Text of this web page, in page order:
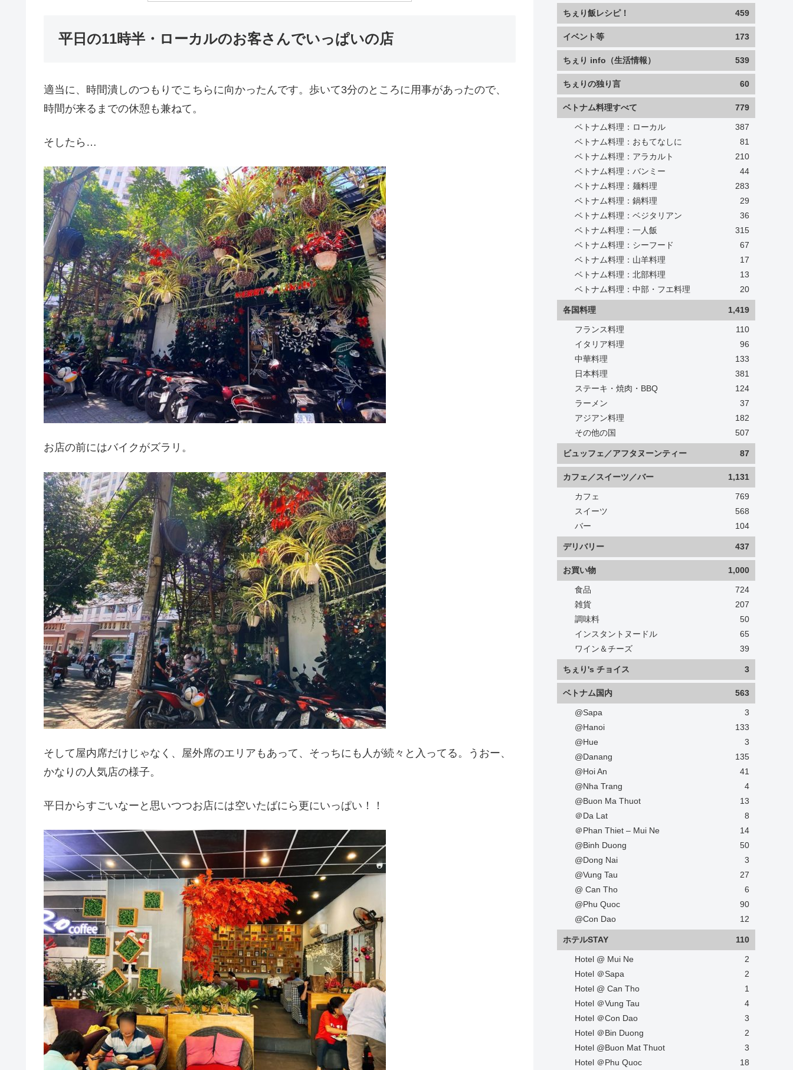
平日の11時半・ローカルのお客さんでいっぱいの店
適当に、時間潰しのつもりでこちらに向かったんです。歩いて3分のところに用事があったので、
時間が来るまでの休憩も兼ねて。
そしたら…
お店の前にはバイクがズラリ。
そして屋内席だけじゃなく、屋外席のエリアもあって、そっちにも人が続々と入ってる。うおー、
かなりの人気店の様子。
平日からすごいなーと思いつつお店には空いたばにら更にいっぱい！！
ちぇり飯レシピ！ 459
イベント等 173
ちぇり info（生活情報） 539
ちぇりの独り言 60
ベトナム料理すべて 779
ベトナム料理：ローカル
387
ベトナム料理：おもてなしに
81
ベトナム料理：アラカルト
210
ベトナム料理：バンミー
44
ベトナム料理：麺料理
283
ベトナム料理：鍋料理
29
ベトナム料理：ベジタリアン
36
ベトナム料理：一人飯
315
ベトナム料理：シーフード
67
ベトナム料理：山羊料理
17
ベトナム料理：北部料理
13
ベトナム料理：中部・フエ料理
20
各国料理 1,419
フランス料理
110
イタリア料理
96
中華料理
133
日本料理
381
ステーキ・焼肉・BBQ
124
ラーメン
37
アジアン料理
182
その他の国
507
ビュッフェ／アフタヌーンティー 87
カフェ／スイーツ／バー 1,131
カフェ
769
スイーツ
568
バー
104
デリバリー 437
お買い物 1,000
食品
724
雑貨
207
調味料
50
インスタントヌードル
65
ワイン＆チーズ
39
ちぇり's チョイス 3
ベトナム国内 563
@Sapa
3
@Hanoi
133
@Hue
3
@Danang
135
@Hoi An
41
@Nha Trang
4
@Buon Ma Thuot
13
＠Da Lat
8
＠Phan Thiet – Mui Ne
14
@Binh Duong
50
@Dong Nai
3
@Vung Tau
27
@ Can Tho
6
@Phu Quoc
90
@Con Dao
12
ホテルSTAY 110
Hotel @ Mui Ne
2
Hotel ＠Sapa
2
Hotel @ Can Tho
1
Hotel ＠Vung Tau
4
Hotel ＠Con Dao
3
Hotel ＠Bin Duong
2
Hotel @Buon Mat Thuot
3
Hotel ＠Phu Quoc
18